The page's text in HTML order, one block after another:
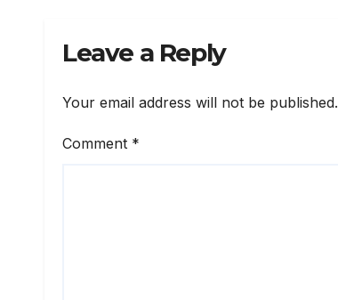
Leave a Reply
Your email address will not be published.
Comment *